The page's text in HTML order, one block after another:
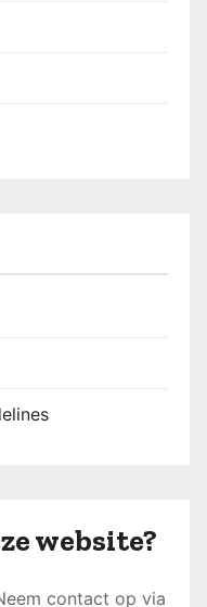
website?
contact op via